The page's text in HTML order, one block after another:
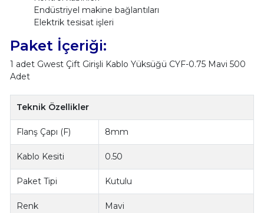
Endüstriyel makine bağlantıları
Elektrik tesisat işleri
Paket İçeriği:
1 adet Gwest Çift Girişli Kablo Yüksüğü CYF-0.75 Mavi 500
Adet
Teknik Özellikler
Flanş Çapı (F) 8mm
Kablo Kesiti 0.50
Paket Tipi Kutulu
Renk Mavi